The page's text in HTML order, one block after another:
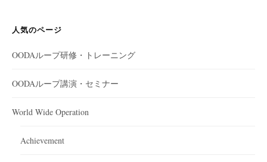
人気のページ
OODAループ研修・トレーニング
OODAループ講演・セミナー
World Wide Operation
Achievement